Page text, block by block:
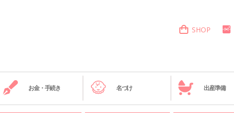
SHOP
お金・手続き 名づけ 出産準備